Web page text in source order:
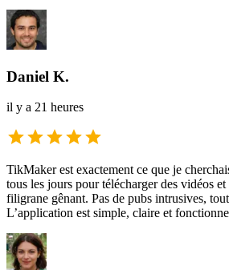
Daniel K.
il y a 21 heures
TikMaker est exactement ce que je
tous les jours pour télécharger des vidéos
filigrane gênant. Pas de pubs intrusives,
L’application est simple, claire et